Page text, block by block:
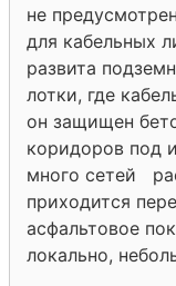
не
для кабельных
развита
лотки, где
он защищен
коридоров под
много сетей
приходится
асфальтовое
локально,